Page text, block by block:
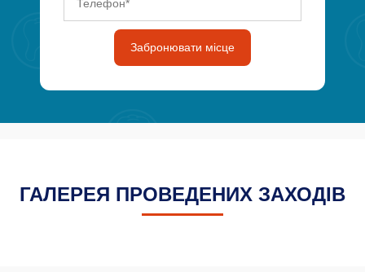
Забронювати місце
ГАЛЕРЕЯ ПРОВЕДЕНИХ ЗАХОДІВ